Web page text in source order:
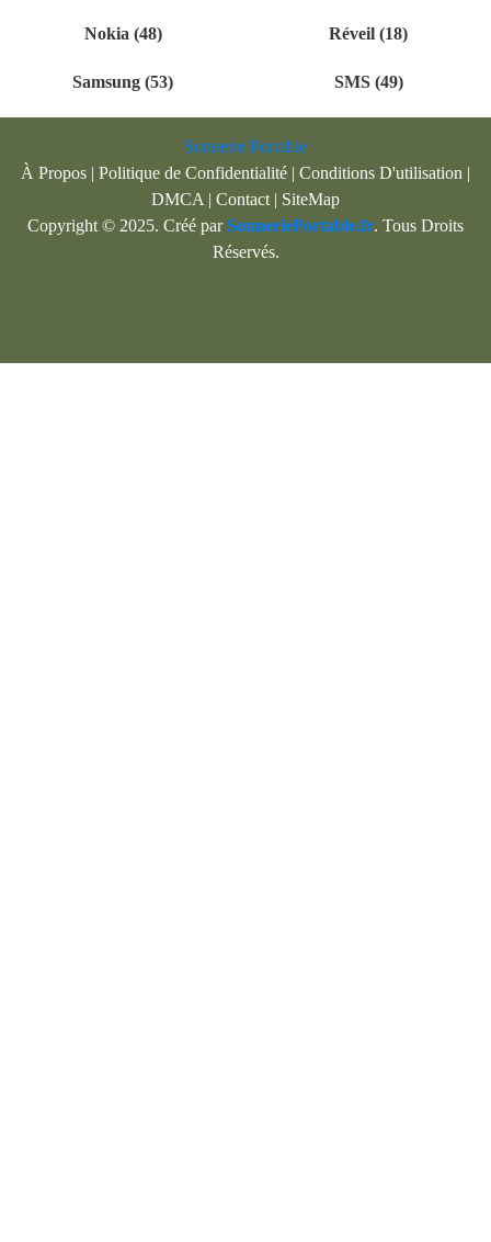
Nokia (48) Réveil (18)
Samsung (53) SMS (49)
Sonnerie Portable
À Propos | Politique de Confidentialité | Conditions D'utilisation |
DMCA | Contact | SiteMap
Copyright © 2025. Créé parSonneriePortable.fr. Tous Droits
Réservés.